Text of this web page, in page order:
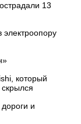
13
который
и